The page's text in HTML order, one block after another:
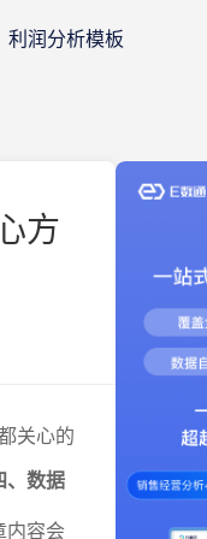
利润分析模板
方
关心的
、数据
内容会